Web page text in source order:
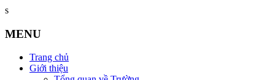
s
MENU
Trang chủ
Giới thiệu